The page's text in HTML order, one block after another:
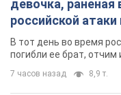
6 часов назад 2,3 т.